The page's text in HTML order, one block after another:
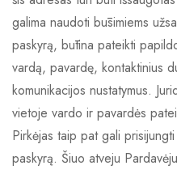
galima naudoti būsimiems
paskyrą, būtina pateikti
vardą, pavardę, kontaktinius
komunikacijos nustatymus.
vietoje vardo ir pavardės
Pirkėjas taip pat gali
paskyrą. Šiuo atveju